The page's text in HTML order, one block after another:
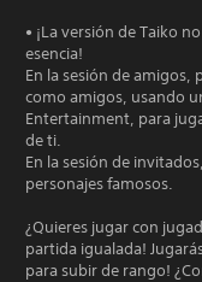
• ¡La versión de Taiko
esencia!
En la sesión de amigos,
como amigos, usando
Entertainment, para
de ti.
En la sesión de
personajes famosos.
¿Quieres jugar con
partida igualada!
para subir de rango!